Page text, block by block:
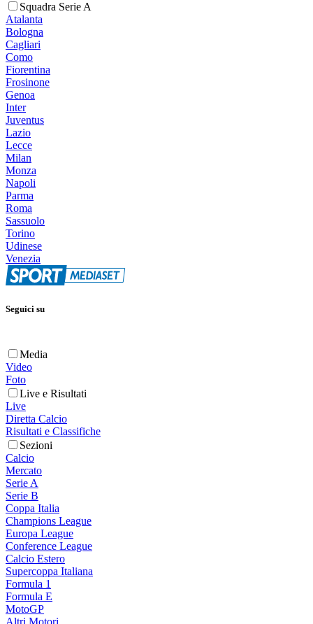
Squadra Serie A
Atalanta
Bologna
Cagliari
Como
Fiorentina
Frosinone
Genoa
Inter
Juventus
Lazio
Lecce
Milan
Monza
Napoli
Parma
Roma
Sassuolo
Torino
Udinese
Venezia
Seguici su
Media
Video
Foto
Live e Risultati
Live
Diretta Calcio
Risultati e Classifiche
Sezioni
Calcio
Mercato
Serie A
Serie B
Coppa Italia
Champions League
Europa League
Conference League
Calcio Estero
Supercoppa Italiana
Formula 1
Formula E
MotoGP